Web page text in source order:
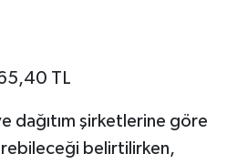
TL
dağıtım şirketlerine göre
belirtilirken,